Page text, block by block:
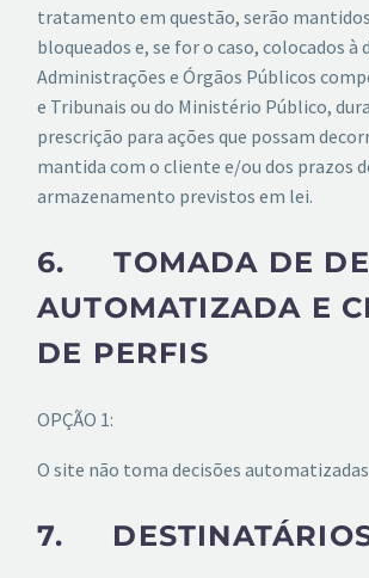
tratamento em questão, serão
bloqueados e, se for o caso, colocados à
Administrações e Órgãos Públicos
e Tribunais ou do Ministério Público,
prescrição para ações que possam
mantida com o cliente e/ou dos prazos
armazenamento previstos em lei.
6. TOMADA DE
AUTOMATIZADA E
DE PERFIS
OPÇÃO 1:
O site não toma decisões
7.